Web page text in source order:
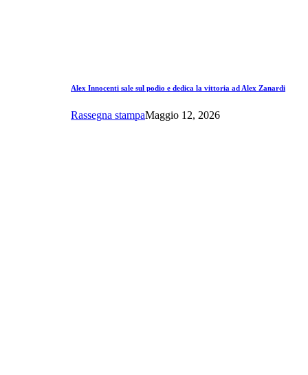
Alex Innocenti sale sul podio e dedica la vittoria ad Alex Zanardi
Rassegna stampaMaggio 12, 2026